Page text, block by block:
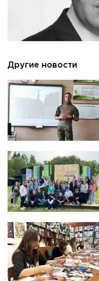
Приемная комиссия
пн-пт: с 10:00 до 17:00;
сб: с 10:00 до 15:30;
вс: выходной.
Другие новости